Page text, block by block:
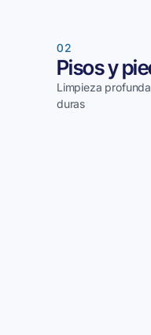
02
Pisos y
Limpieza
duras